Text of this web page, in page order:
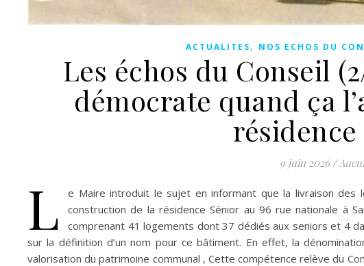
ACTUALITES, NOS ECHOS DU
Les échos du Conseil
démocrate quand ça
9 juin 2026 /
L
e Maire introduit le sujet en informant que la livraison
construction de la résidence Sénior au 96 rue nationale à
comprenant 41 logements dont 37 dédiés aux seniors et 4
sur la définition d’un nom pour ce bâtiment. En effet, la
valorisation du patrimoine communal , Cette compétence relève du